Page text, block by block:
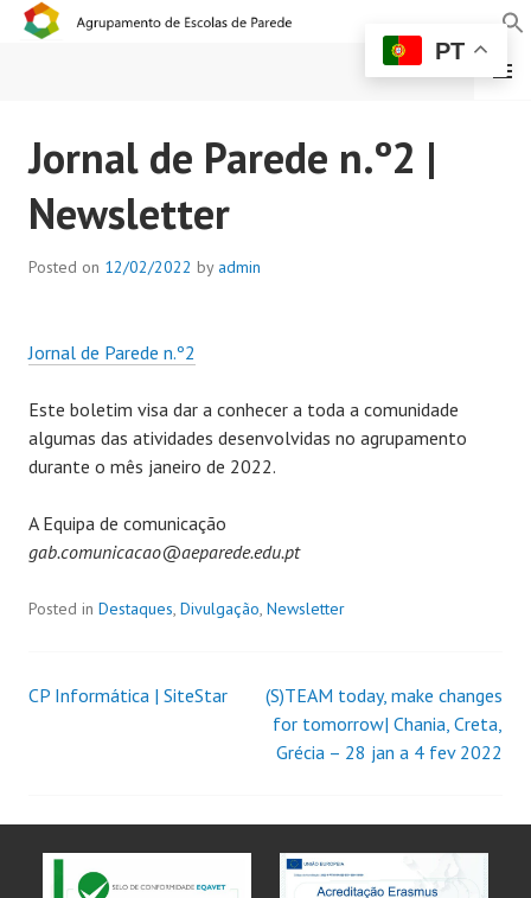
AGRUPAMENTO DE
ESCOLAS DE PAREDE
MENU
Jornal de Parede n.º2 |
Newsletter
Posted on 12/02/2022 by admin
Jornal de Parede n.º2
Este boletim visa dar a conhecer a toda a comunidade
algumas das atividades desenvolvidas no agrupamento
durante o mês janeiro de 2022.
A Equipa de comunicação
gab.comunicacao@aeparede.edu.pt
Posted in Destaques, Divulgação, Newsletter
CP Informática | SiteStar
(S)TEAM today, make changes
for tomorrow| Chania, Creta,
Grécia – 28 jan a 4 fev 2022
PT